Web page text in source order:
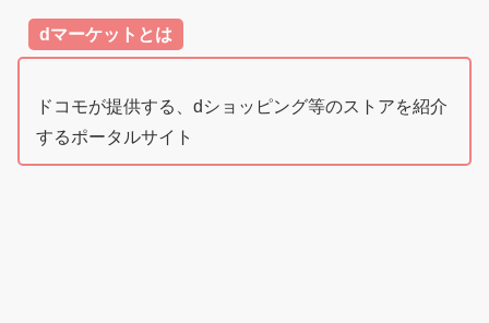
dマーケットとは
ドコモが提供する、dショッピング等のストアを紹介
するポータルサイト